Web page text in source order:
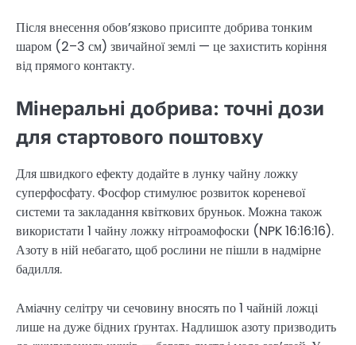
Після внесення обов’язково присипте добрива тонким
шаром (2–3 см) звичайної землі — це захистить коріння
від прямого контакту.
Мінеральні добрива: точні дози
для стартового поштовху
Для швидкого ефекту додайте в лунку чайну ложку
суперфосфату. Фосфор стимулює розвиток кореневої
системи та закладання квіткових бруньок. Можна також
використати 1 чайну ложку нітроамофоски (NPK 16:16:16).
Азоту в ній небагато, щоб рослини не пішли в надмірне
бадилля.
Аміачну селітру чи сечовину вносять по 1 чайній ложці
лише на дуже бідних ґрунтах. Надлишок азоту призводить